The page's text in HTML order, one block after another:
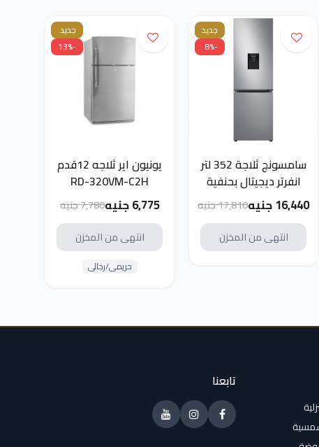
جديد
-8%
سامسونج ثلاجة 352 لتر
انفرتر ديجيتال بحنفية
فريزر سفلي انوكس
RB34T632FS9/MR
16,440 جنيه 17,810 جنيه
انتهى من المخزن
جديد
-13%
يونيون اير ثلاجه 12قدم
RD-320VM-C2H
6,775 جنيه 7,780 جنيه
انتهى من المخزن
حريمى/رجالى
تابعنا